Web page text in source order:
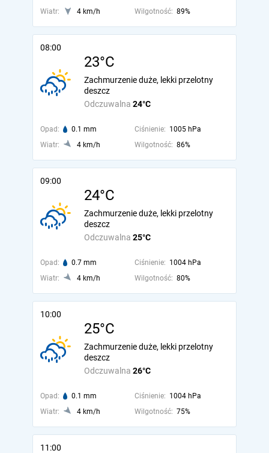
Wiatr: 4 km/h Wilgotność: 89%
08:00
23°C
Odczuwalna 24°C
Zachmurzenie duże, lekki przelotny
deszcz
Opad: 0.1 mm Ciśnienie: 1005 hPa
Wiatr:
4 km/h Wilgotność: 86%
09:00
24°C
Odczuwalna 25°C
Zachmurzenie duże, lekki przelotny
deszcz
Opad: 0.7 mm Ciśnienie: 1004 hPa
Wiatr:
4 km/h Wilgotność: 80%
10:00
25°C
Odczuwalna 26°C
Zachmurzenie duże, lekki przelotny
deszcz
Opad: 0.1 mm Ciśnienie: 1004 hPa
Wiatr:
4 km/h Wilgotność: 75%
11:00